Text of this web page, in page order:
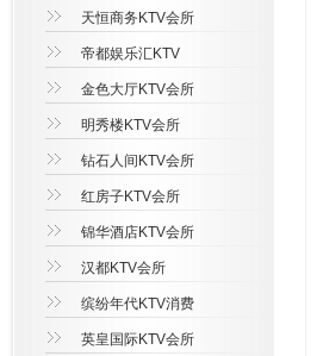
天恒商务KTV会所
帝都娱乐汇KTV
金色大厅KTV会所
明秀楼KTV会所
钻石人间KTV会所
红房子KTV会所
锦华酒店KTV会所
汉都KTV会所
缤纷年代KTV消费
英皇国际KTV会所